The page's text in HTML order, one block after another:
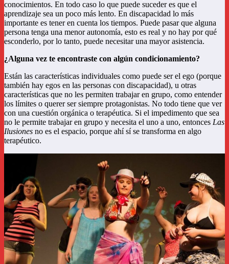
conocimientos. En todo caso lo que puede suceder es que el
aprendizaje sea un poco más lento. En discapacidad lo más
importante es tener en cuenta los tiempos. Puede pasar que alguna
persona tenga una menor autonomía, esto es real y no hay por qué
esconderlo, por lo tanto, puede necesitar una mayor asistencia.
¿Alguna vez te encontraste con algún condicionamiento?
Están las características individuales como puede ser el ego (porque
también hay egos en las personas con discapacidad), u otras
características que no les permiten trabajar en grupo, como entender
los límites o querer ser siempre protagonistas. No todo tiene que ver
con una cuestión orgánica o terapéutica. Si el impedimento que sea
no le permite trabajar en grupo y necesita el uno a uno, entonces Las
Ilusiones no es el espacio, porque ahí sí se transforma en algo
terapéutico.